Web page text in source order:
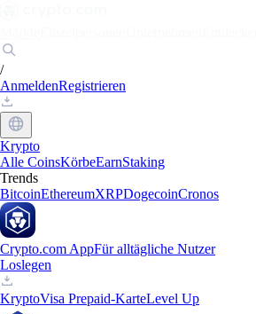
/
AnmeldenRegistrieren
Krypto
Alle CoinsKörbeEarnStaking
Trends
BitcoinEthereumXRPDogecoinCronos
Crypto.com AppFür alltägliche Nutzer
Loslegen
KryptoVisa Prepaid-KarteLevel Up